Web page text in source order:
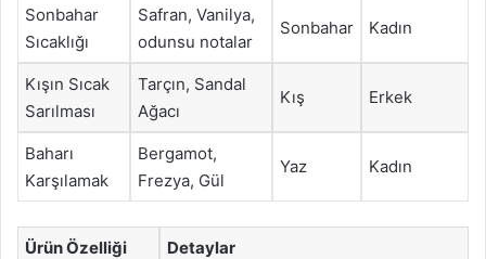
Sonbahar
Sıcaklığı
Safran, Vanilya,
odunsu notalar
Sonbahar Kadın
Kışın Sıcak
Sarılması
Tarçın, Sandal
Ağacı
Kış Erkek
Baharı
Karşılamak
Bergamot,
Frezya, Gül
Yaz Kadın
Ürün Özelliği Detaylar